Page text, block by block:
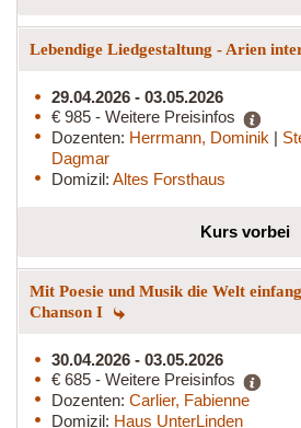
Lebendige Liedgestaltung - Arien
29.04.2026 - 03.05.2026
€ 985 - Weitere Preisinfos
Dozenten: Herrmann, Dominik |
Dagmar
Domizil: Altes Forsthaus
Kurs vorbei
Mit Poesie und Musik die Welt
Chanson I
30.04.2026 - 03.05.2026
€ 685 - Weitere Preisinfos
Dozenten: Carlier, Fabienne
Domizil: Haus UnterLinden